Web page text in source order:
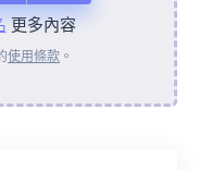
更多內容
使用條款 。